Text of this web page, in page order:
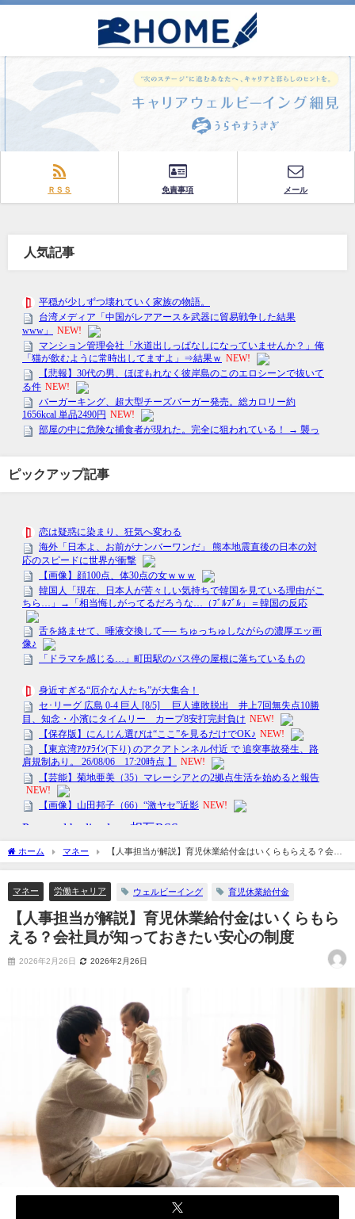
ＲＳＳ 免責事項 メール
人気記事
ピックアップ記事
ホーム マネー
【人事担当が解説】育児休業給付金はいくらもらえる？会社
員が知っておきたい安心の制度
マネー 労働キャリア ウェルビーイング 育児休業給付金
【人事担当が解説】育児休業給付金はいくらもら
える？会社員が知っておきたい安心の制度
2026年2月26日 2026年2月26日